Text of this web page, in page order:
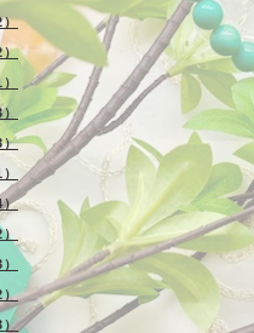
）
）
）
）
）
）